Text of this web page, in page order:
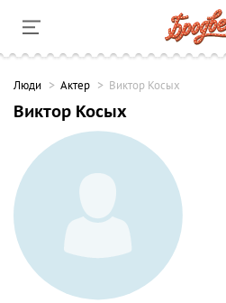
Люди Актер Виктор Косых
Виктор Косых